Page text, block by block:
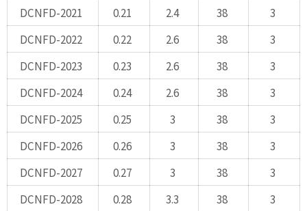
DCNFD-2021
0.21 2.4 38
3
DCNFD-2022
0.22 2.6 38
3
DCNFD-2023
0.23 2.6 38
3
DCNFD-2024
0.24 2.6 38
3
DCNFD-2025
0.25 3 38
3
DCNFD-2026
0.26 3 38
3
DCNFD-2027
0.27 3 38
3
DCNFD-2028
0.28 3.3 38
3